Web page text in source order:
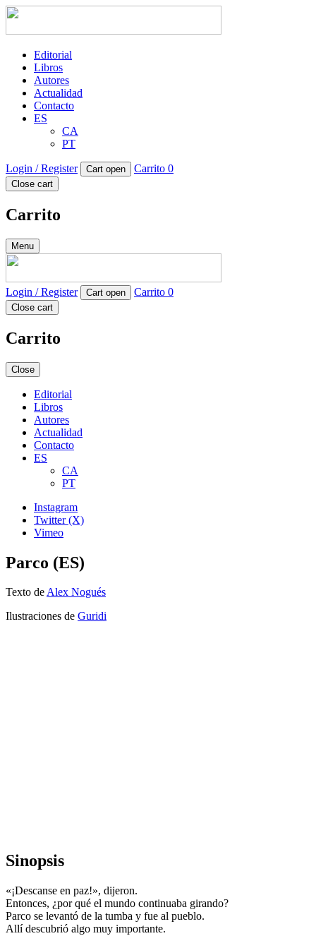
Editorial
Libros
Autores
Actualidad
Contacto
ES
CA
PT
Login / Register Cart open Carrito 0
Close cart
Carrito
Menu
Login / Register Cart open Carrito 0
Close cart
Carrito
Close
Editorial
Libros
Autores
Actualidad
Contacto
ES
CA
PT
Instagram
Twitter (X)
Vimeo
Parco (ES)
Texto deAlex Nogués
Ilustraciones de Guridi
Sinopsis
«¡Descanse en paz!», dijeron.
Entonces, ¿por qué el mundo continuaba girando?
Parco se levantó de la tumba y fue al pueblo.
Allí descubrió algo muy importante.